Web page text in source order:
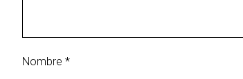
Nombre *